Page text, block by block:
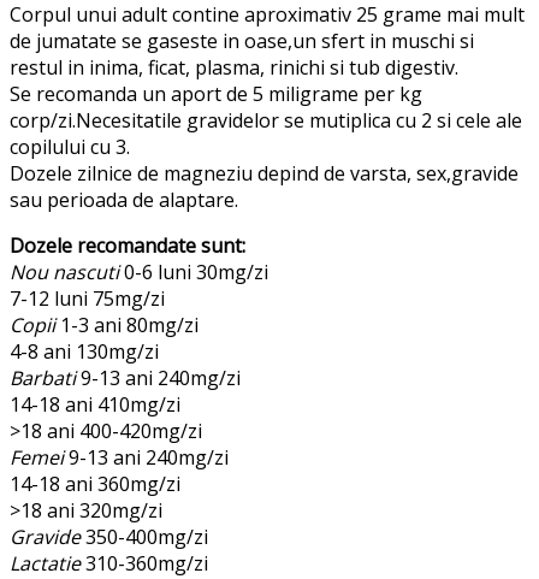
Corpul unui adult contine aproximativ 25 grame mai mult
de jumatate se gaseste in oase,un sfert in muschi si
restul in inima, ficat, plasma, rinichi si tub digestiv.
Se recomanda un aport de 5 miligrame per kg
corp/zi.Necesitatile gravidelor se mutiplica cu 2 si cele ale
copilului cu 3.
Dozele zilnice de magneziu depind de varsta, sex,gravide
sau perioada de alaptare.
Dozele recomandate sunt:
Nou nascuti0-6 luni 30mg/zi
7-12 luni 75mg/zi
Copii1-3 ani 80mg/zi
4-8 ani 130mg/zi
Barbati9-13 ani 240mg/zi
14-18 ani 410mg/zi
>18 ani 400-420mg/zi
Femei9-13 ani 240mg/zi
14-18 ani 360mg/zi
>18 ani 320mg/zi
Gravide350-400mg/zi
Lactatie310-360mg/zi